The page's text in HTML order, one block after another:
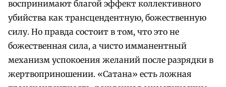
воспринимают благой эффект коллективного
убийства как трансцендентную, божественную
силу. Но правда состоит в том, что это не
божественная сила, а чисто имманентный
механизм успокоения желаний после разрядки в
жертвоприношении. «Сатана» есть ложная